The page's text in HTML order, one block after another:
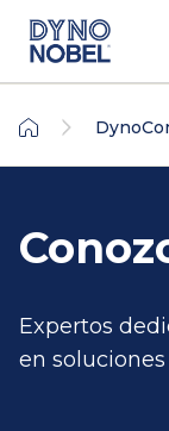
Expertos
en